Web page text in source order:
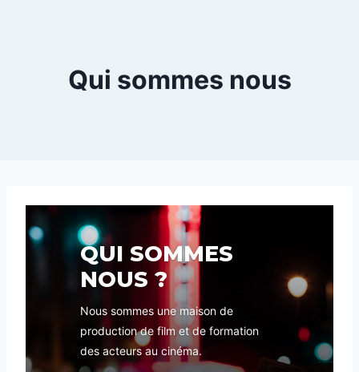
Qui sommes nous
QUI SOMMES
NOUS ?
Nous sommes une maison de
production de film et de formation
des acteurs au cinéma.